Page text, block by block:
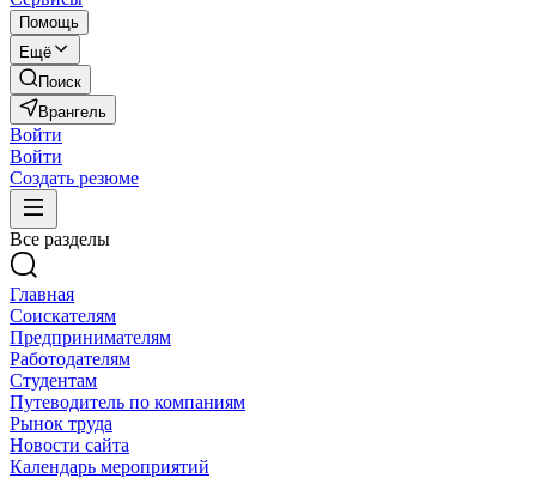
Помощь
Ещё
Поиск
Врангель
Войти
Войти
Создать резюме
Все разделы
Главная
Соискателям
Предпринимателям
Работодателям
Студентам
Путеводитель по компаниям
Рынок труда
Новости сайта
Календарь мероприятий